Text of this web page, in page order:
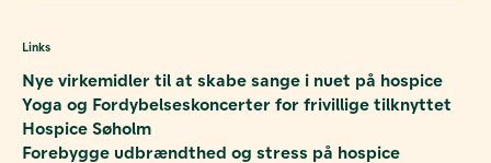
Links
Nye virkemidler til at skabe sange i nuet på hospice
Yoga og Fordybelseskoncerter for frivillige tilknyttet
Hospice Søholm
Forebygge udbrændthed og stress på hospice